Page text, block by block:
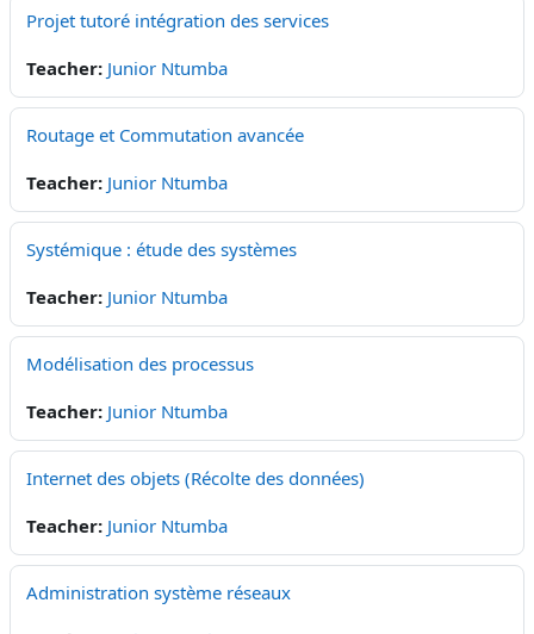
Projet tutoré intégration des services
Teacher: Junior Ntumba
Routage et Commutation avancée
Teacher: Junior Ntumba
Systémique : étude des systèmes
Teacher: Junior Ntumba
Modélisation des processus
Teacher: Junior Ntumba
Internet des objets (Récolte des données)
Teacher: Junior Ntumba
Administration système réseaux